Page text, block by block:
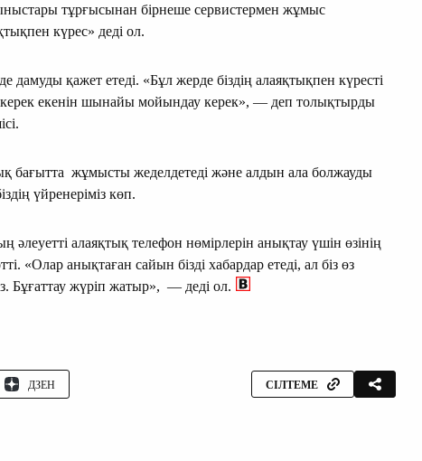
тұрғысынан бірнеше сервистермен жұмыс
күрес» деді ол.
қажет етеді. «Бұл жерде біздің алаяқтықпен күресті
екенін шынайы мойындау керек», — деп толықтырды
жұмысты жеделдетеді және алдын ала болжауды
үйренеріміз көп.
әлеуетті алаяқтық телефон нөмірлерін анықтау үшін өзінің
«Олар анықтаған сайын бізді хабардар етеді, ал біз өз
Бұғаттау жүріп жатыр», — деді ол.
ДЗЕН СІЛТЕМЕ